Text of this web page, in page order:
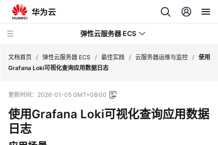
弹性云服务器 ECS
新
动
态
服
文档首页 / 弹性云服务器 ECS / 最佳实践 / 云服务器运维与监控 / 使用
Grafana Loki可视化查询应用数据日志
更新时间： 2026-01-05 GMT+08:00
使用Grafana Loki可视化查询应用数据
日志